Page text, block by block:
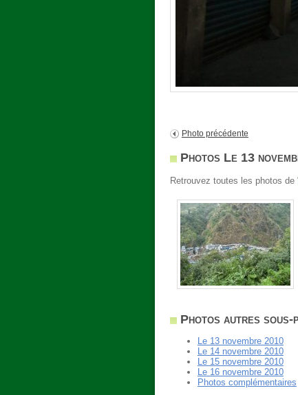
Photo précédente
Photos Le 13
Retrouvez toutes les photos de
Photos autres sous-
Le 13 novembre 2010
Le 14 novembre 2010
Le 15 novembre 2010
Le 16 novembre 2010
Photos complémentaires